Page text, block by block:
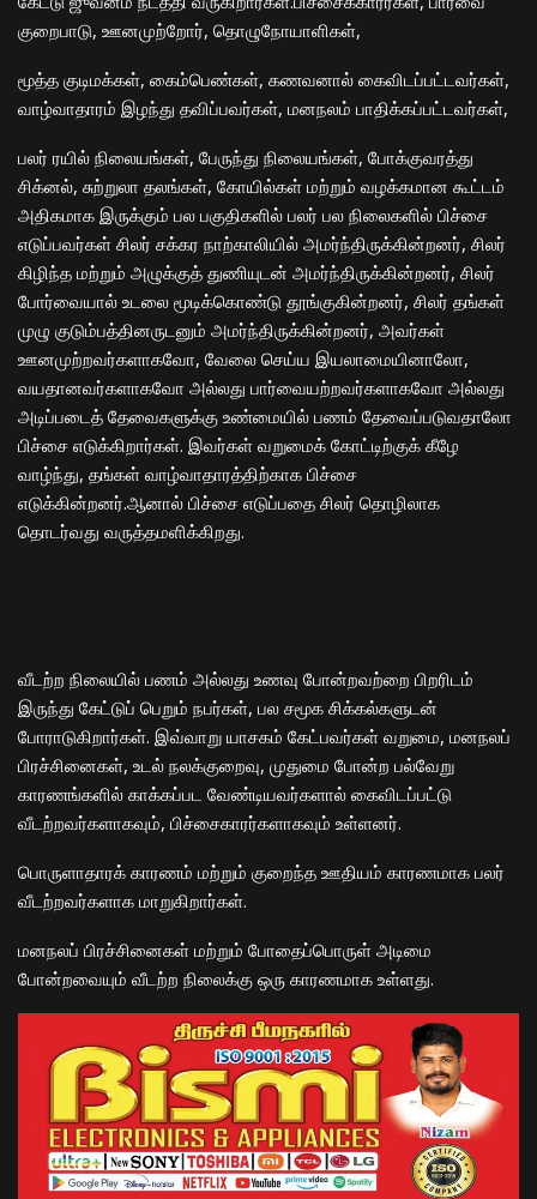
குறைபாடு, ஊனமுற்றோர், தொழுநோயாளிகள்,
மூத்த குடிமக்கள், கைம்பெண்கள், கணவனால் கைவிடப்பட்டவர்கள்,
வாழ்வாதாரம் இழந்து தவிப்பவர்கள், மனநலம் பாதிக்கப்பட்டவர்கள்,
பலர் ரயில் நிலையங்கள், பேருந்து நிலையங்கள், போக்குவரத்து
சிக்னல், சுற்றுலா தலங்கள், கோயில்கள் மற்றும் வழக்கமான கூட்டம்
அதிகமாக இருக்கும் பல பகுதிகளில் பலர் பல நிலைகளில் பிச்சை
எடுப்பவர்கள் சிலர் சக்கர நாற்காலியில் அமர்ந்திருக்கின்றனர், சிலர்
கிழிந்த மற்றும் அழுக்குத் துணியுடன் அமர்ந்திருக்கின்றனர், சிலர்
போர்வையால் உடலை மூடிக்கொண்டு தூங்குகின்றனர், சிலர் தங்கள்
முழு குடும்பத்தினருடனும் அமர்ந்திருக்கின்றனர், அவர்கள்
ஊனமுற்றவர்களாகவோ, வேலை செய்ய இயலாமையினாலோ,
வயதானவர்களாகவோ அல்லது பார்வையற்றவர்களாகவோ அல்லது
அடிப்படைத் தேவைகளுக்கு உண்மையில் பணம் தேவைப்படுவதாலோ
பிச்சை எடுக்கிறார்கள். இவர்கள் வறுமைக் கோட்டிற்குக் கீழே
வாழ்ந்து, தங்கள் வாழ்வாதாரத்திற்காக பிச்சை
எடுக்கின்றனர்.ஆனால் பிச்சை எடுப்பதை சிலர் தொழிலாக
தொடர்வது வருத்தமளிக்கிறது.
வீடற்ற நிலையில் பணம் அல்லது உணவு போன்றவற்றை பிறரிடம்
இருந்து கேட்டுப் பெறும் நபர்கள், பல சமூக சிக்கல்களுடன்
போராடுகிறார்கள். இவ்வாறு யாசகம் கேட்பவர்கள் வறுமை, மனநலப்
பிரச்சினைகள், உடல் நலக்குறைவு, முதுமை போன்ற பல்வேறு
காரணங்களில் காக்கப்பட வேண்டியவர்களால் கைவிடப்பட்டு
வீடற்றவர்களாகவும், பிச்சைகாரர்களாகவும் உள்ளனர்.
பொருளாதாரக் காரணம் மற்றும் குறைந்த ஊதியம் காரணமாக பலர்
வீடற்றவர்களாக மாறுகிறார்கள்.
மனநலப் பிரச்சினைகள் மற்றும் போதைப்பொருள் அடிமை
போன்றவையும் வீடற்ற நிலைக்கு ஒரு காரணமாக உள்ளது.